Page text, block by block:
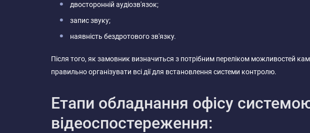
двосторонній аудіозв'язок;
запис звуку;
наявність бездротового зв'язку.
Після того, як замовник визначиться з потрібним переліком можливостей
правильно організувати всі дії для встановлення системи контролю.
Етапи обладнання офісу
відеоспостереження: